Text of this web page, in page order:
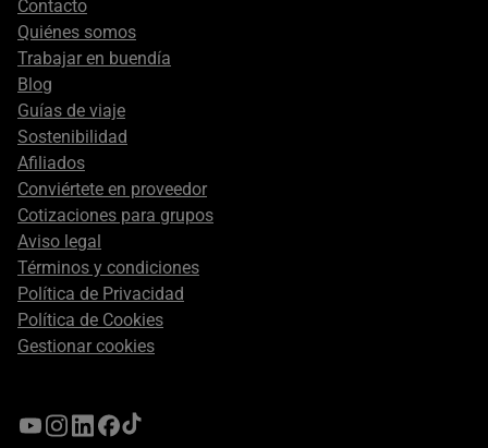
Footer
secondary
Contacto
Quiénes somos
Trabajar en buendía
Blog
Guías de viaje
Sostenibilidad
Afiliados
Conviértete en proveedor
Cotizaciones para grupos
Aviso legal
Términos y condiciones
Política de Privacidad
Política de Cookies
Gestionar cookies